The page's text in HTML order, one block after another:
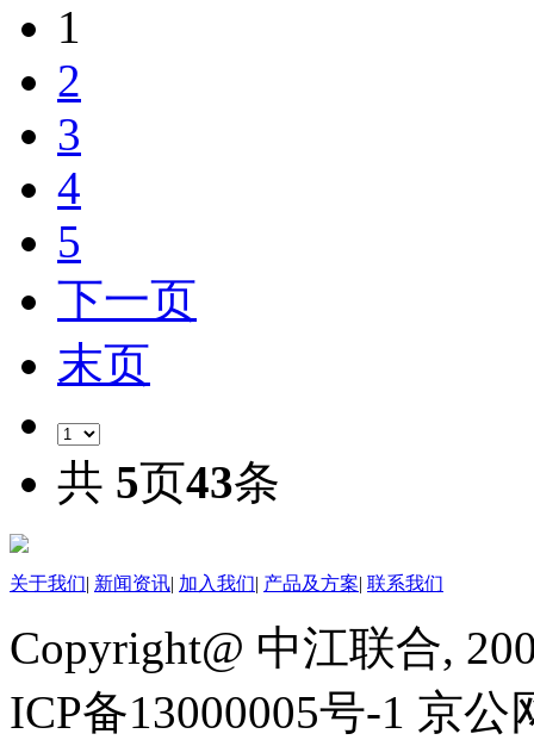
1
2
3
4
5
下一页
末页
共 5页43条
关于我们| 新闻资讯| 加入我们| 产品及方案| 联系我们
Copyright@ 中江联合,
ICP备13000005号-1 京公